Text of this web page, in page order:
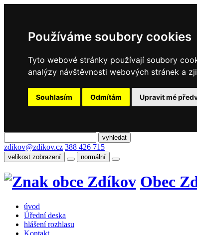
Používáme soubory cookies
Tyto webové stránky používají soubory
analýzy návštěvnosti webových stránek a
Souhlasím Odmítám Upravit mé
zdikov@zdikov.cz 388 426 715
velikost zobrazení normální
Obec
úvod
Úřední deska
hlášení rozhlasu
Kontakt